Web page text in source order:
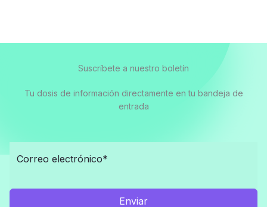
Suscríbete a nuestro boletín
Tu dosis de información directamente en tu bandeja de
entrada
Enviar